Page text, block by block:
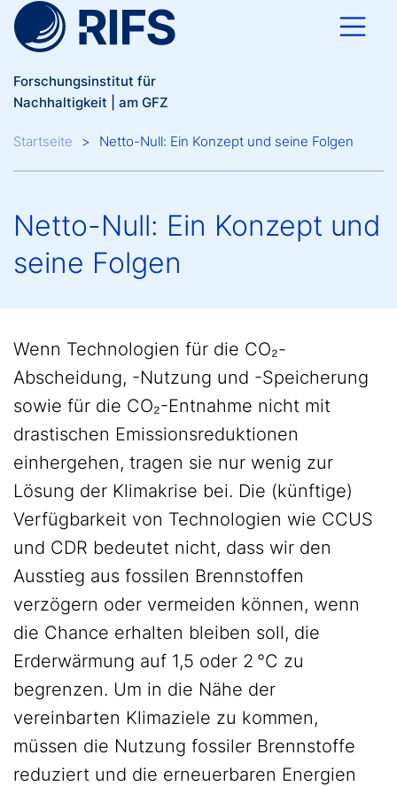
Direkt zum Inhalt
Forschungsinstitut für
Nachhaltigkeit | am GFZ
Breadcrumb
Startseite Netto-Null: Ein Konzept und seine Folgen
Netto-Null: Ein Konzept und
seine Folgen
Wenn Technologien für die CO₂-
Abscheidung, -Nutzung und -Speicherung
sowie für die CO₂-Entnahme nicht mit
drastischen Emissionsreduktionen
einhergehen, tragen sie nur wenig zur
Lösung der Klimakrise bei. Die (künftige)
Verfügbarkeit von Technologien wie CCUS
und CDR bedeutet nicht, dass wir den
Ausstieg aus fossilen Brennstoffen
verzögern oder vermeiden können, wenn
die Chance erhalten bleiben soll, die
Erderwärmung auf 1,5 oder 2 °C zu
begrenzen. Um in die Nähe der
vereinbarten Klimaziele zu kommen,
müssen die Nutzung fossiler Brennstoffe
reduziert und die erneuerbaren Energien